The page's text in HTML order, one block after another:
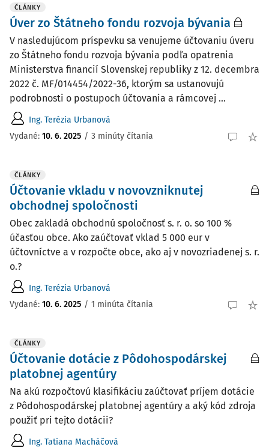
ČLÁNKY
Úver zo Štátneho fondu rozvoja bývania
V nasledujúcom príspevku sa venujeme účtovaniu úveru
zo Štátneho fondu rozvoja bývania podľa opatrenia
Ministerstva financií Slovenskej republiky z 12. decembra
2022 č. MF/014454/2022-36, ktorým sa ustanovujú
podrobnosti o postupoch účtovania a rámcovej ...
Ing. Terézia Urbanová
Vydané: 10. 6. 2025 / 3 minúty čítania
ČLÁNKY
Účtovanie vkladu v novovzniknutej
obchodnej spoločnosti
Obec zakladá obchodnú spoločnosť s. r. o. so 100 %
účasťou obce. Ako zaúčtovať vklad 5 000 eur v
účtovníctve a v rozpočte obce, ako aj v novozriadenej s. r.
o.?
Ing. Terézia Urbanová
Vydané: 10. 6. 2025 / 1 minúta čítania
ČLÁNKY
Účtovanie dotácie z Pôdohospodárskej
platobnej agentúry
Na akú rozpočtovú klasifikáciu zaúčtovať príjem dotácie
z Pôdohospodárskej platobnej agentúry a aký kód zdroja
použiť pri tejto dotácii?
Ing. Tatiana Macháčová